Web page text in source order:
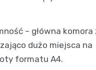
– główna
dużo miejsca na
formatu A4.